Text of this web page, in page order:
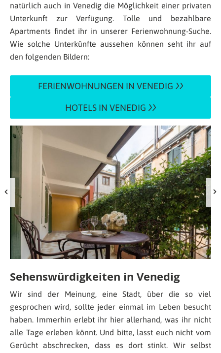
natürlich auch in Venedig die Möglichkeit einer privaten
Unterkunft zur Verfügung. Tolle und bezahlbare
Apartments findet ihr in unserer Ferienwohnung-Suche.
Wie solche Unterkünfte aussehen können seht ihr auf
den folgenden Bildern:
FERIENWOHNUNGEN IN VENEDIG
HOTELS IN VENEDIG
Sehenswürdigkeiten in Venedig
Wir sind der Meinung, eine Stadt, über die so viel
gesprochen wird, sollte jeder einmal im Leben besucht
haben. Immerhin erlebt ihr hier allerhand, was ihr nicht
alle Tage erleben könnt. Und bitte, lasst euch nicht vom
Gerücht abschrecken, dass es dort stinkt. Wir selbst